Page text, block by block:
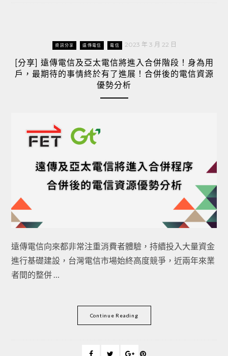
資訊分享 遠傳電信 電信 2023 年 3 月 22 日
[分享] 遠傳電信及亞太電信將進入合併階段！身為用
戶，最期待的事情終於有了進展！合併後的電信資源
優勢分析
遠傳電信向來都非常注重消費者體驗，持續投入大量資金
進行基礎建設，台灣電信市場始終高度競爭，近兩年來業
者間的整併 …
Continue Reading